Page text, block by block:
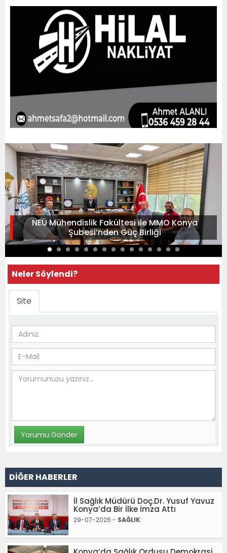
NEÜ Mühendislik Fakültesi ile MMO Konya
Şubesi’nden Güç Birliği
Neler Söylendi?
Site
DİĞER HABERLER
İl Sağlık Müdürü Doç.Dr. Yusuf Yavuz
Konya’da Bir İlke İmza Attı
29-07-2026 - SAĞLIK